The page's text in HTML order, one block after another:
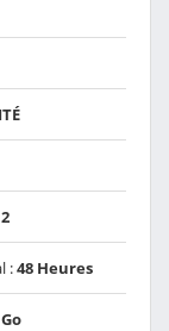
2
:48 Heures